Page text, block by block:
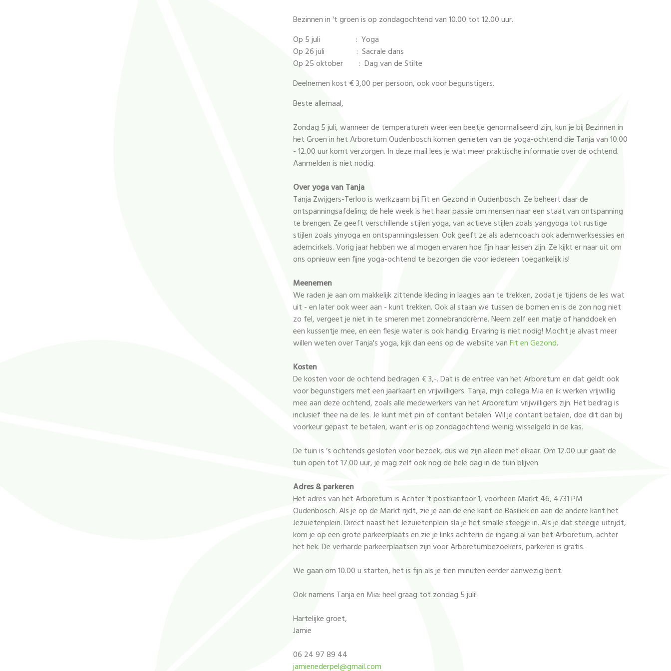
Bezinnen in 't groen is op zondagochtend van 10.00 tot 12.00 uur.
Op 5 juli : Yoga
Op 26 juli : Sacrale dans
Op 25 oktober : Dag van de Stilte
Deelnemen kost € 3,00 per persoon, ook voor begunstigers.
Beste allemaal,
Zondag 5 juli, wanneer de temperaturen weer een beetje genormaliseerd zijn, kun je bij Bezinnen in
het Groen in het Arboretum Oudenbosch komen genieten van de yoga-ochtend die Tanja van 10.00
- 12.00 uur komt verzorgen. In deze mail lees je wat meer praktische informatie over de ochtend.
Aanmelden is niet nodig.
Over yoga van Tanja
Tanja Zwijgers-Terloo is werkzaam bij Fit en Gezond in Oudenbosch. Ze beheert daar de
ontspanningsafdeling; de hele week is het haar passie om mensen naar een staat van ontspanning
te brengen. Ze geeft verschillende stijlen yoga, van actieve stijlen zoals yangyoga tot rustige
stijlen zoals yinyoga en ontspanningslessen. Ook geeft ze als ademcoach ook ademwerksessies en
ademcirkels. Vorig jaar hebben we al mogen ervaren hoe fijn haar lessen zijn. Ze kijkt er naar uit om
ons opnieuw een fijne yoga-ochtend te bezorgen die voor iedereen toegankelijk is!
Meenemen
We raden je aan om makkelijk zittende kleding in laagjes aan te trekken, zodat je tijdens de les wat
uit - en later ook weer aan - kunt trekken. Ook al staan we tussen de bomen en is de zon nog niet
zo fel, vergeet je niet in te smeren met zonnebrandcrème. Neem zelf een matje of handdoek en
een kussentje mee, en een flesje water is ook handig. Ervaring is niet nodig! Mocht je alvast meer
willen weten over Tanja's yoga, kijk dan eens op de website vanFit en Gezond.
Kosten
De kosten voor de ochtend bedragen € 3,-. Dat is de entree van het Arboretum en dat geldt ook
voor begunstigers met een jaarkaart en vrijwilligers. Tanja, mijn collega Mia en ik werken vrijwillig
mee aan deze ochtend, zoals alle medewerkers van het Arboretum vrijwilligers zijn. Het bedrag is
inclusief thee na de les. Je kunt met pin of contant betalen. Wil je contant betalen, doe dit dan bij
voorkeur gepast te betalen, want er is op zondagochtend weinig wisselgeld in de kas.
De tuin is ’s ochtends gesloten voor bezoek, dus we zijn alleen met elkaar. Om 12.00 uur gaat de
tuin open tot 17.00 uur, je mag zelf ook nog de hele dag in de tuin blijven.
Adres & parkeren
Het adres van het Arboretum is Achter ‘t postkantoor 1, voorheen Markt 46, 4731 PM
Oudenbosch. Als je op de Markt rijdt, zie je aan de ene kant de Basiliek en aan de andere kant het
Jezuïetenplein. Direct naast het Jezuïetenplein sla je het smalle steegje in. Als je dat steegje uitrijdt,
kom je op een grote parkeerplaats en zie je links achterin de ingang al van het Arboretum, achter
het hek. De verharde parkeerplaatsen zijn voor Arboretumbezoekers, parkeren is gratis.
We gaan om 10.00 u starten, het is fijn als je tien minuten eerder aanwezig bent.
Ook namens Tanja en Mia: heel graag tot zondag 5 juli!
Hartelijke groet,
Jamie
06 24 97 89 44
jamienederpel@gmail.com